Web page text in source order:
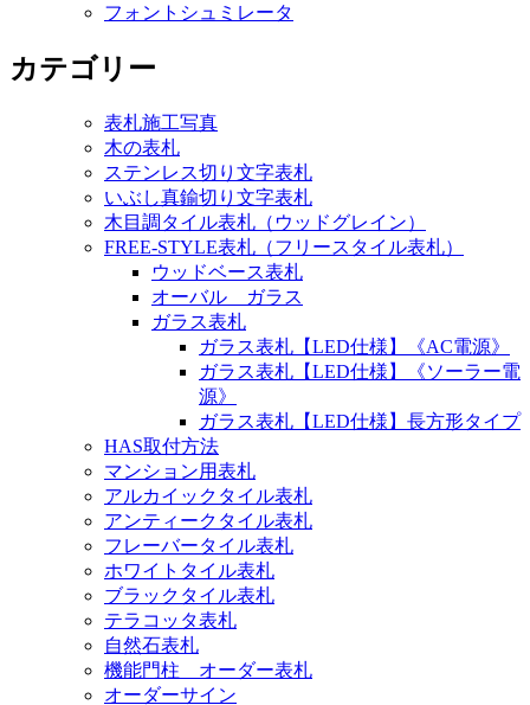
フォントシュミレータ
カテゴリー
表札施工写真
木の表札
ステンレス切り文字表札
いぶし真鍮切り文字表札
木目調タイル表札（ウッドグレイン）
FREE-STYLE表札（フリースタイル表札）
ウッドベース表札
オーバル ガラス
ガラス表札
ガラス表札【LED仕様】《AC電源》
ガラス表札【LED仕様】《ソーラー電
源》
ガラス表札【LED仕様】長方形タイプ
HAS取付方法
マンション用表札
アルカイックタイル表札
アンティークタイル表札
フレーバータイル表札
ホワイトタイル表札
ブラックタイル表札
テラコッタ表札
自然石表札
機能門柱 オーダー表札
オーダーサイン